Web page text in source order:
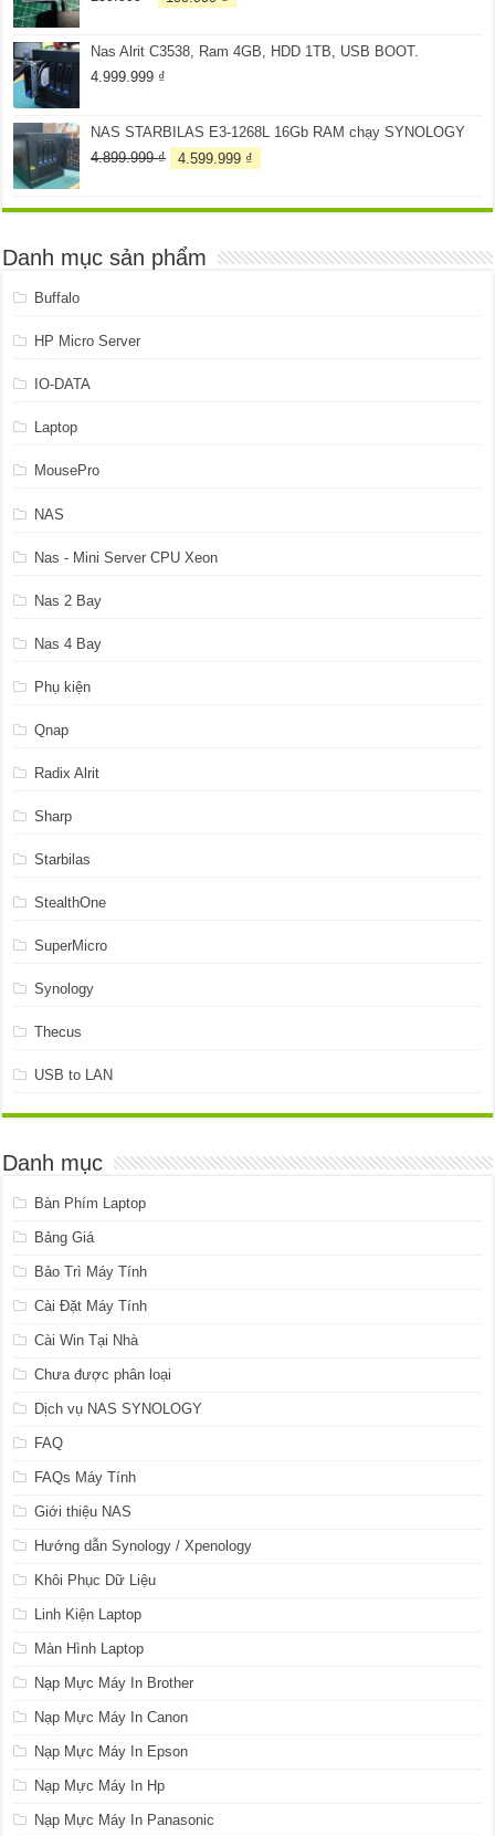
259.999 ₫.
là:
Nas Alrit C3538, Ram 4GB, HDD 1TB, USB BOOT.
4.999.999 ₫
NAS STARBILAS E3-1268L 16Gb RAM chạy SYNOLOGY
4.899.999₫
Giá
4.899.999 ₫.
4.599.999 ₫
là:
Danh mục sản phẩm
Buffalo
HP Micro Server
IO-DATA
Laptop
MousePro
NAS
Nas - Mini Server CPU Xeon
Nas 2 Bay
Nas 4 Bay
Phụ kiện
Qnap
Radix Alrit
Sharp
Starbilas
StealthOne
SuperMicro
Synology
Thecus
USB to LAN
Danh mục
Bàn Phím Laptop
Bảng Giá
Bảo Trì Máy Tính
Cài Đặt Máy Tính
Cài Win Tại Nhà
Chưa được phân loại
Dịch vụ NAS SYNOLOGY
FAQ
FAQs Máy Tính
Giới thiệu NAS
Hướng dẫn Synology / Xpenology
Khôi Phục Dữ Liệu
Linh Kiện Laptop
Màn Hình Laptop
Nạp Mực Máy In Brother
Nạp Mực Máy In Canon
Nạp Mực Máy In Epson
Nạp Mực Máy In Hp
Nạp Mực Máy In Panasonic